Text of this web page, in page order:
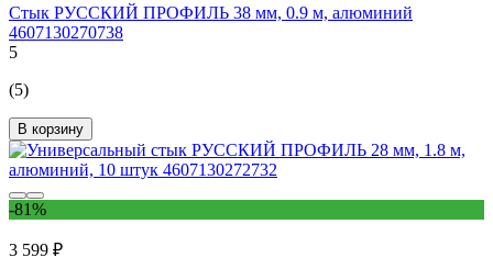
Стык РУССКИЙ ПРОФИЛЬ 38 мм, 0.9 м, алюминий
4607130270738
5
(5)
В корзину
-81%
3 599 ₽